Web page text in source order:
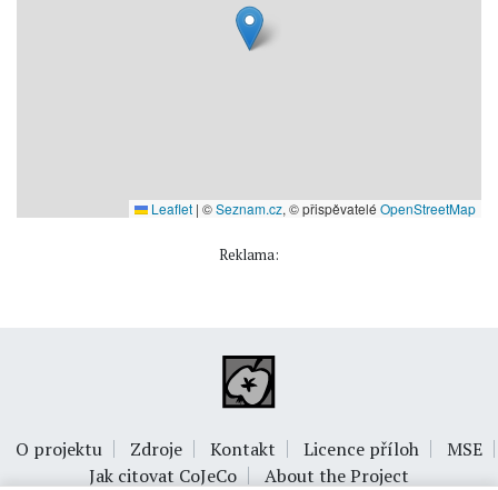
Leaflet | ©Seznam.cz, © přispěvatelé OpenStreetMap
Reklama:
O projektu Zdroje Kontakt Licence příloh
MSE
Jak citovat CoJeCo
About the Project